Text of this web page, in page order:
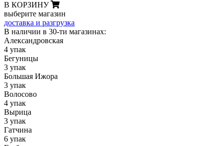
В КОРЗИНУ
выберите магазин
доставка и разгрузка
В наличии в 30-ти магазинах:
Александровская
4 упак
Бегуницы
3 упак
Большая Ижора
3 упак
Волосово
4 упак
Вырица
3 упак
Гатчина
6 упак